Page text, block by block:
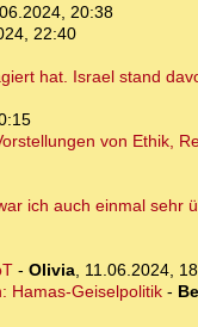
20:38
22:40
hat. Israel stand
von Ethik,
ich auch einmal
- Olivia, 11.06.2024,
Hamas-Geiselpolitik-